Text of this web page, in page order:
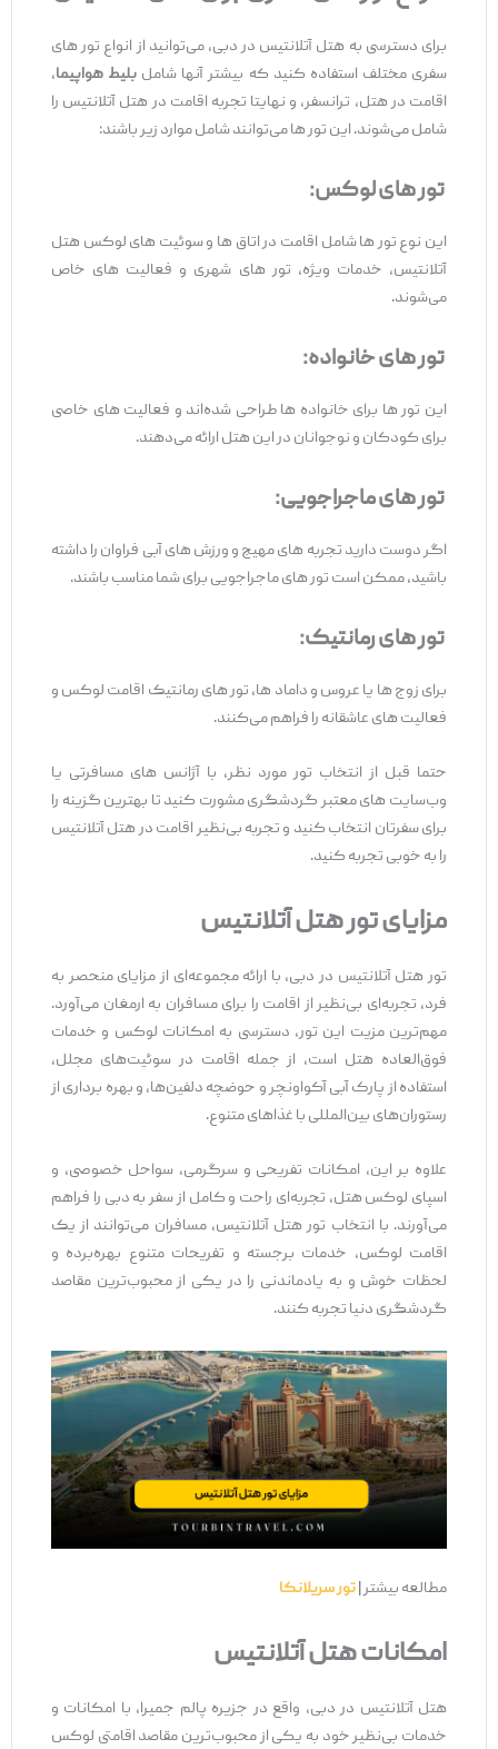
برای دسترسی به هتل آتلانتیس در دبی، می‌توانید از انواع تور های
سفری مختلف استفاده کنید که بیشتر آنها شاملبلیط هواپیما،
اقامت در هتل، ترانسفر، و نهایتا تجربه اقامت در هتل آتلانتیس را
شامل می‌شوند. این تور ها می‌توانند شامل موارد زیر باشند:
تور های لوکس:
این نوع تور ها شامل اقامت در اتاق‌ ها و سوئیت‌ های لوکس هتل
آتلانتیس، خدمات ویژه، تور های شهری و فعالیت‌ های خاص
می‌شوند.
تور های خانواده:
این تور ها برای خانواده‌ ها طراحی شده‌اند و فعالیت‌ های خاصی
برای کودکان و نوجوانان در این هتل ارائه می‌دهند.
تور های ماجراجویی:
اگر دوست دارید تجربه‌ های مهیج و ورزش‌ های آبی فراوان را داشته
باشید، ممکن است تور های ماجراجویی برای شما مناسب باشند.
تور های رمانتیک:
برای زوج‌ ها یا عروس‌ و‌ داماد‌ ها، تور های رمانتیک اقامت لوکس و
فعالیت‌ های عاشقانه را فراهم می‌کنند.
حتما قبل از انتخاب تور مورد نظر، با آژانس‌ های مسافرتی یا
وب‌سایت‌ های معتبر گردشگری مشورت کنید تا بهترین گزینه را
برای سفرتان انتخاب کنید و تجربه بی‌نظیر اقامت در هتل آتلانتیس
را به خوبی تجربه کنید.
مزایای تور هتل آتلانتیس
تور هتل آتلانتیس در دبی، با ارائه مجموعه‌ای از مزایای منحصر به
فرد، تجربه‌ای بی‌نظیر از اقامت را برای مسافران به ارمغان می‌آورد.
مهم‌ترین مزیت این تور، دسترسی به امکانات لوکس و خدمات
فوق‌العاده هتل است، از جمله اقامت در سوئیت‌های مجلل،
استفاده از پارک آبی آکواونچر و حوضچه دلفین‌ها، و بهره‌ برداری از
رستوران‌های بین‌المللی با غذاهای متنوع.
علاوه بر این، امکانات تفریحی و سرگرمی، سواحل خصوصی، و
اسپای لوکس هتل، تجربه‌ای راحت و کامل از سفر به دبی را فراهم
می‌آورند. با انتخاب تور هتل آتلانتیس، مسافران می‌توانند از یک
اقامت لوکس، خدمات برجسته و تفریحات متنوع بهره‌برده و
لحظات خوش و به یادماندنی را در یکی از محبوب‌ترین مقاصد
گردشگری دنیا تجربه کنند.
مطالعه بیشتر |تور سریلانکا
امکانات هتل آتلانتیس
هتل آتلانتیس در دبی، واقع در جزیره پالم جمیرا، با امکانات و
خدمات بی‌نظیر خود به یکی از محبوب‌ترین مقاصد اقامتی لوکس